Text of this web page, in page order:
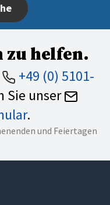
zu helfen.
+49 (0) 5101-
Sie unser
.
und Feiertagen